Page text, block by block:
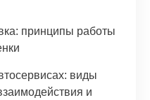
принципы работы
виды
и